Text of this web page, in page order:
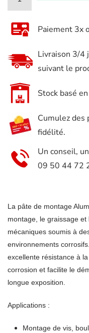
de
Pâte
de
montage
Aluminium
PM
Paiement 3x
Livraison 3/4
suivant le
Stock basé
Cumulez des
fidélité.
Un conseil,
09 50 44 72
La pâte de montage
montage, le graissage
mécaniques soumis à
environnements
excellente résistance à
corrosion et facilite le
longue exposition.
Applications :
Montage de vis,